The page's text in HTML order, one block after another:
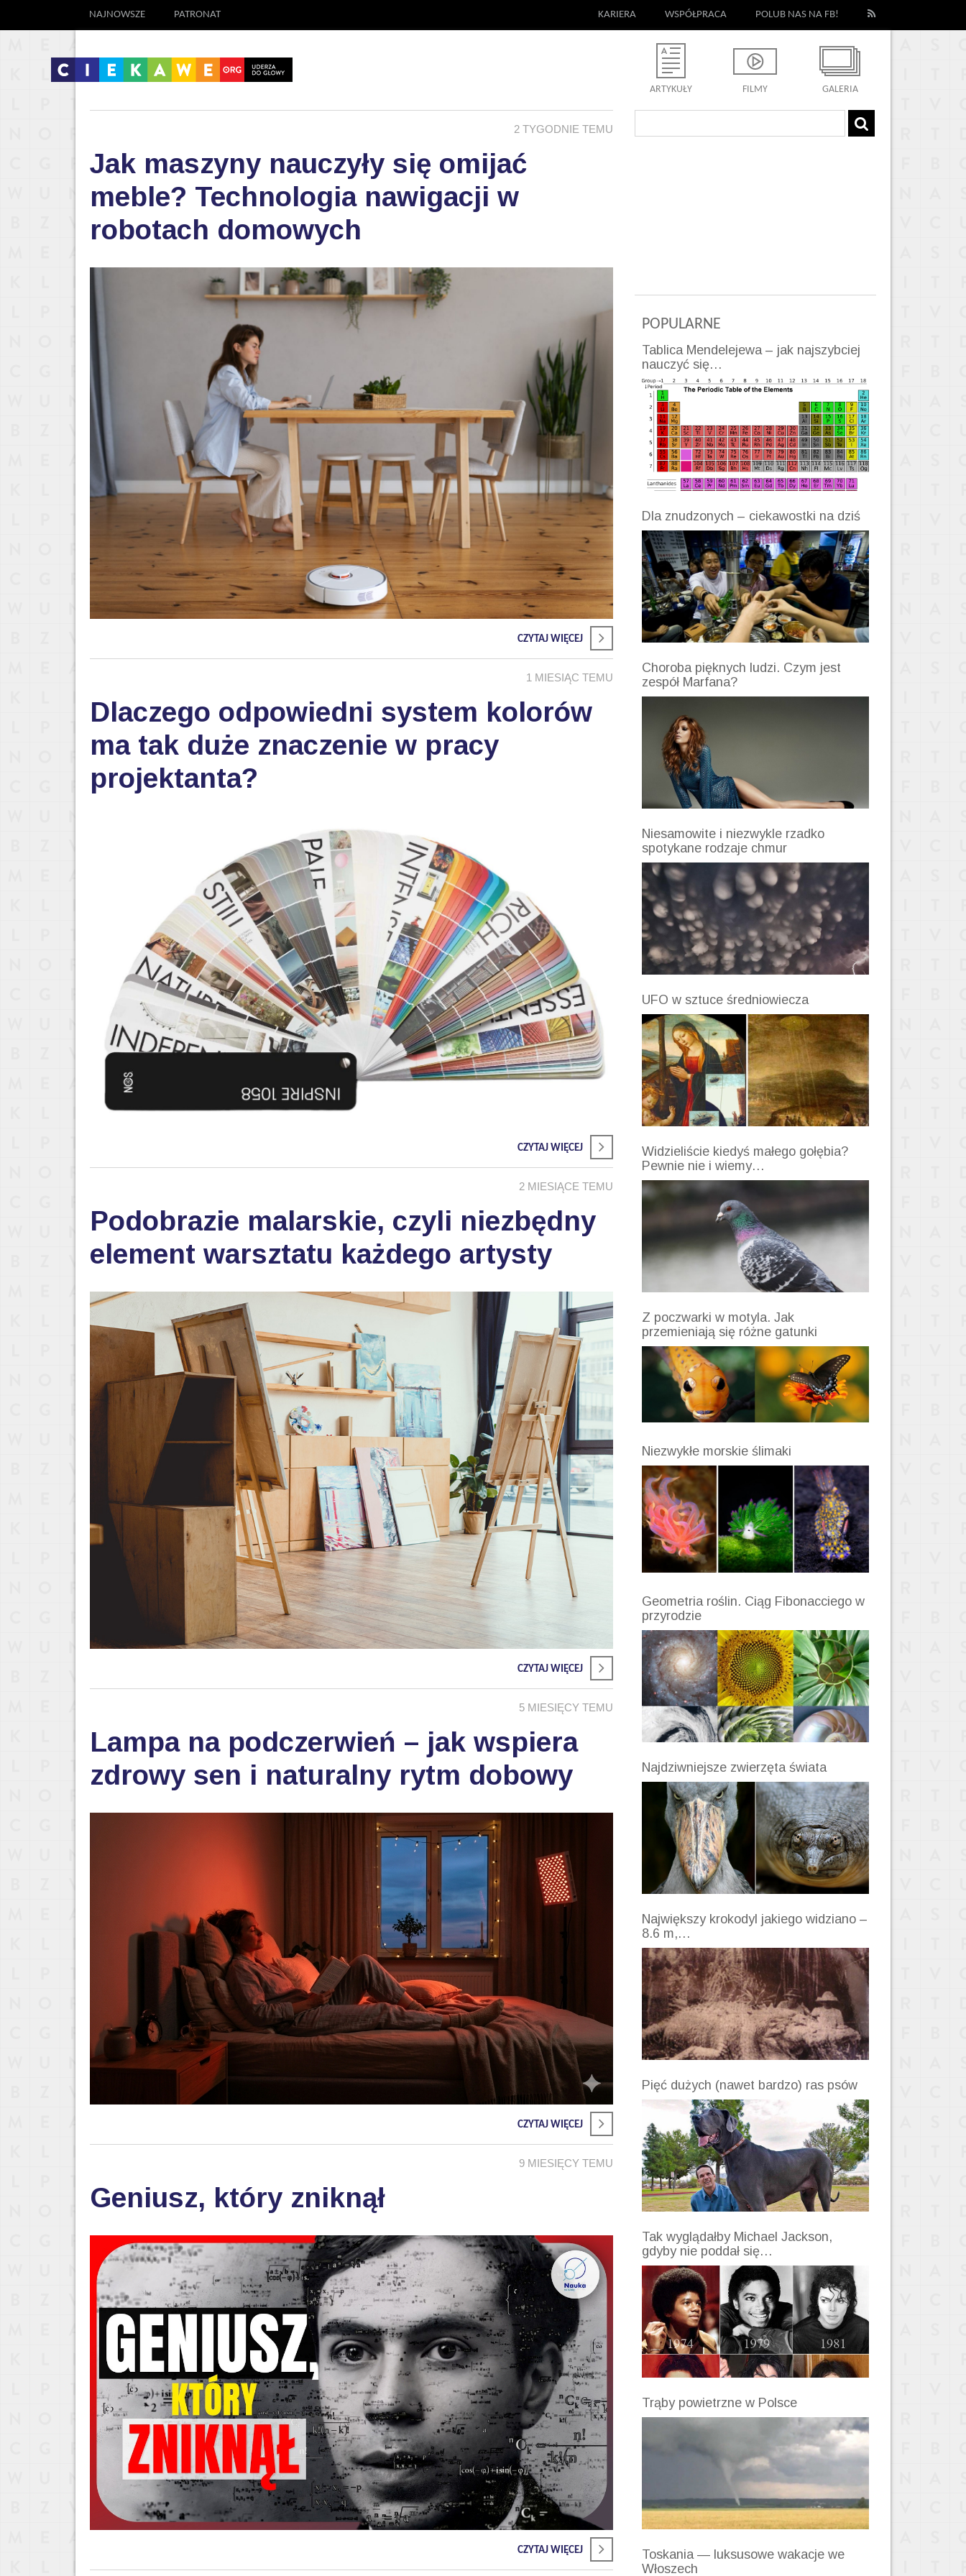
NAJNOWSZE PATRONAT KARIERA WSPÓŁPRACA POLUB NAS NA FB!
ARTYKUŁY FILMY GALERIA
2 TYGODNIE TEMU
Jak maszyny nauczyły się omijać
meble? Technologia nawigacji w
robotach domowych
CZYTAJ WIĘCEJ
1 MIESIĄC TEMU
Dlaczego odpowiedni system kolorów
ma tak duże znaczenie w pracy
projektanta?
CZYTAJ WIĘCEJ
2 MIESIĄCE TEMU
Podobrazie malarskie, czyli niezbędny
element warsztatu każdego artysty
CZYTAJ WIĘCEJ
5 MIESIĘCY TEMU
Lampa na podczerwień – jak wspiera
zdrowy sen i naturalny rytm dobowy
CZYTAJ WIĘCEJ
9 MIESIĘCY TEMU
Geniusz, który zniknął
CZYTAJ WIĘCEJ
POPULARNE
Tablica Mendelejewa – jak najszybciej
nauczyć się…
Dla znudzonych – ciekawostki na dziś
Choroba pięknych ludzi. Czym jest
zespół Marfana?
Niesamowite i niezwykle rzadko
spotykane rodzaje chmur
UFO w sztuce średniowiecza
Widzieliście kiedyś małego gołębia?
Pewnie nie i wiemy…
Z poczwarki w motyla. Jak
przemieniają się różne gatunki
Niezwykłe morskie ślimaki
Geometria roślin. Ciąg Fibonacciego w
przyrodzie
Najdziwniejsze zwierzęta świata
Największy krokodyl jakiego widziano –
8.6 m,…
Pięć dużych (nawet bardzo) ras psów
Tak wyglądałby Michael Jackson,
gdyby nie poddał się…
Trąby powietrzne w Polsce
Toskania — luksusowe wakacje we
Włoszech